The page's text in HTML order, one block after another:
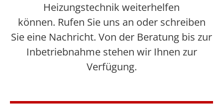
Heizungstechnik weiterhelfen
können. Rufen Sie uns an oder schreiben
Sie eine Nachricht. Von der Beratung bis zur
Inbetriebnahme stehen wir Ihnen zur
Verfügung.